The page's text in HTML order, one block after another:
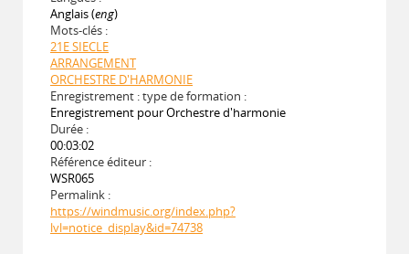
Anglais (eng)
Mots-clés :
21E SIECLE
ARRANGEMENT
ORCHESTRE D'HARMONIE
Enregistrement : type de formation :
Enregistrement pour Orchestre d'harmonie
Durée :
00:03:02
Référence éditeur :
WSR065
Permalink :
https://windmusic.org/index.php?
lvl=notice_display&id=74738